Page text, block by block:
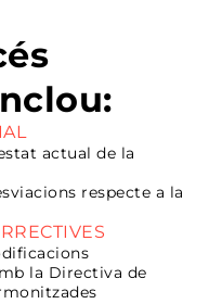
actual de la
respecte a la
la Directiva de